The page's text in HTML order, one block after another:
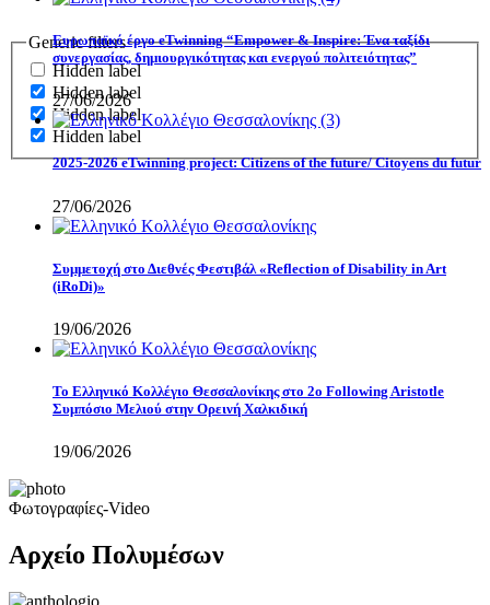
Generic filters
Hidden label
Hidden label
Hidden label
Hidden label
Eυρωπαϊκό έργο eTwinning “Empower & Inspire: Ένα ταξίδι
συνεργασίας, δημιουργικότητας και ενεργού πολιτειότητας”
27/06/2026
2025-2026 eTwinning project: Citizens of the future/ Citoyens du futur
27/06/2026
Συμμετοχή στο Διεθνές Φεστιβάλ «Reflection of Disability in Art
(iRoDi)»
19/06/2026
Το Ελληνικό Κολλέγιο Θεσσαλονίκης στο 2ο Following Aristotle
Συμπόσιο Μελιού στην Ορεινή Χαλκιδική
19/06/2026
Φωτογραφίες-Video
Αρχείο Πολυμέσων